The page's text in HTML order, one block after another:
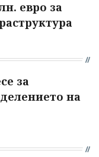
евро за
за
на